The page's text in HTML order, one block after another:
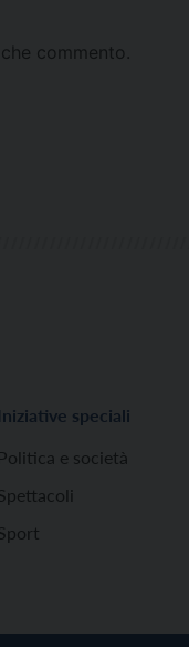
commento.
Iniziative speciali
Politica e società